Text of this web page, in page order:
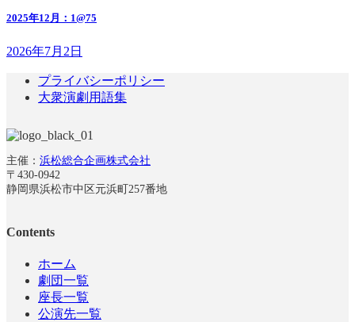
2025年12月：1@75
2026年7月2日
プライバシーポリシー
大衆演劇用語集
主催： 浜松総合企画株式会社
〒430-0942
静岡県浜松市中区元浜町257番地
Contents
ホーム
劇団一覧
座長一覧
公演先一覧